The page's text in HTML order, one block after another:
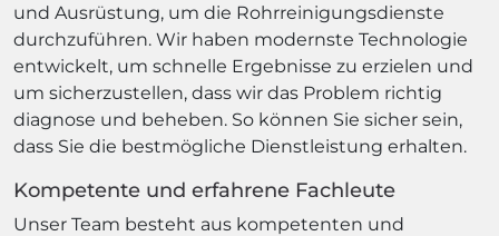
und Ausrüstung, um die Rohrreinigungsdienste
durchzuführen. Wir haben modernste Technologie
entwickelt, um schnelle Ergebnisse zu erzielen und
um sicherzustellen, dass wir das Problem richtig
diagnose und beheben. So können Sie sicher sein,
dass Sie die bestmögliche Dienstleistung erhalten.
Kompetente und erfahrene Fachleute
Unser Team besteht aus kompetenten und